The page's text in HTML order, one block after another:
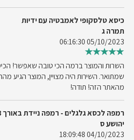
כיסא טלסקופי לאמבטיה עם ידיות
תמרה ג
05/10/2023 06:16:30
השרות והמוצר ברמה הכי טובה שאפשר!
שמתואר. השירות היה מצויין, המוצר הגיע
מהאתר הזה! תודה!
רמפה לכסא גלגלים - רמפה ניידת באורך 1.83 מטר
יהושע ס
04/10/2023 18:09:48